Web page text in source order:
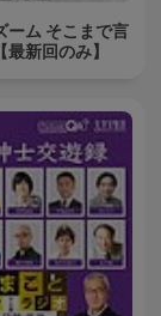
ーム そこまで言
最新回のみ】